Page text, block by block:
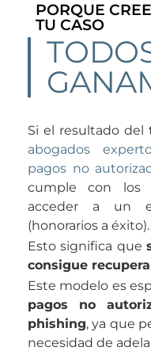
PORQUE
TU CASO
Si el resultado del
abogados
pagos no
cumple con los
acceder a un
(honorarios a éxito).
Esto significa que
consigue
Este modelo es
pagos no
phishing, ya que
necesidad de